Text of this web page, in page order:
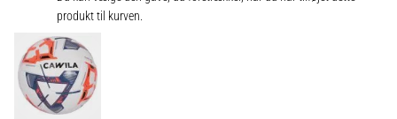
Vis
alle
artikler
produkt til kurven.